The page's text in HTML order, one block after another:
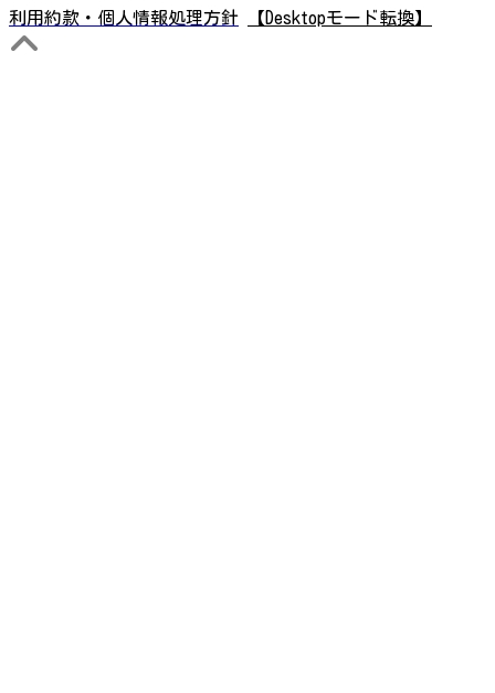
利用約款・個人情報処理方針
【Desktopモード転換】